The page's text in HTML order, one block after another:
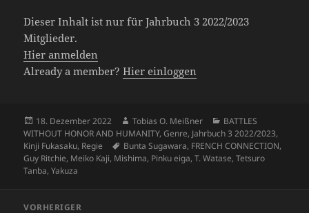
Dieser Inhalt ist nur für Jahrbuch 3 2022/2023
Mitglieder.
Hier anmelden
Already a member?Hier einloggen
Veröffentlicht
am
18. Dezember 2022 Autor
Tobias O. Meißner Kategorien
BATTLES
WITHOUT HONOR AND HUMANITY,Genre, Jahrbuch 3 2022/2023,
Kinji Fukasaku, Regie Schlagwörter
Bunta Sugawara, FRENCH CONNECTION,
Guy Ritchie, Meiko Kaji, Mishima, Pinku eiga,T. Watase,Tetsuro
Tanba,Yakuza
VORHERIGER